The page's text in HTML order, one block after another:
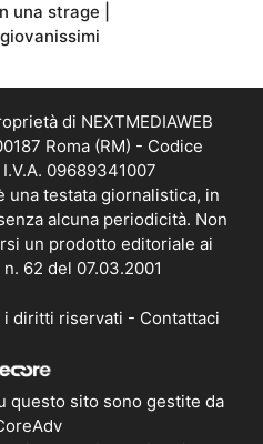
una strage |
di NEXTMEDIAWEB
Roma (RM) - Codice
09689341007
una testata giornalistica, in
alcuna periodicità. Non
un prodotto editoriale ai
62 del 07.03.2001
diritti riservati - Contattaci
questo sito sono gestite da